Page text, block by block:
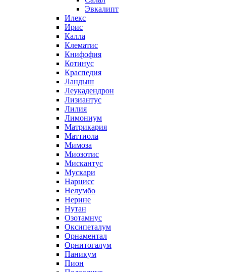
Эвкалипт
Илекс
Ирис
Калла
Клематис
Книфофия
Котинус
Краспедия
Ландыш
Леукадендрон
Лизиантус
Лилия
Лимониум
Матрикария
Маттиола
Мимоза
Миозотис
Мискантус
Мускари
Нарцисс
Нелумбо
Нерине
Нутан
Озотамнус
Оксипеталум
Орнаментал
Орнитогалум
Паникум
Пион